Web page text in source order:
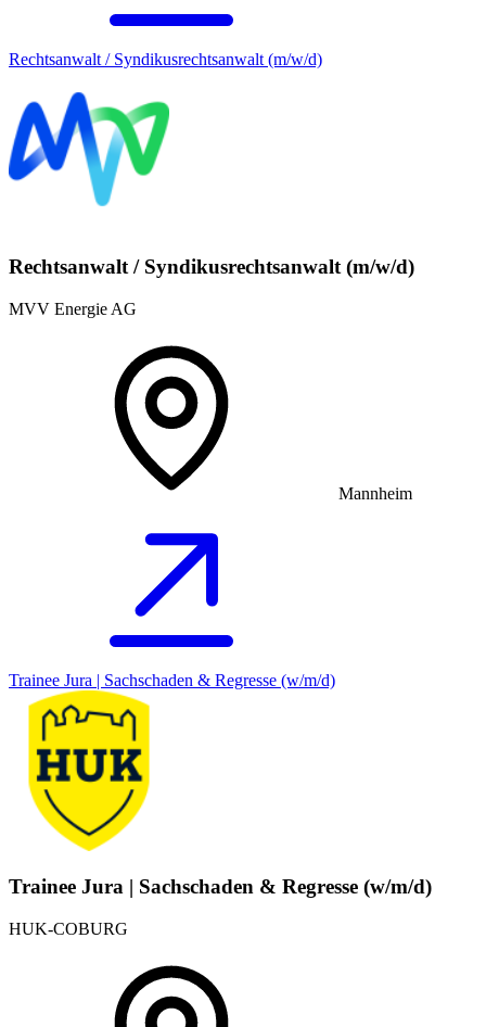
Rechtsanwalt / Syndikusrechtsanwalt (m/w/d)
Rechtsanwalt / Syndikusrechtsanwalt (m/w/d)
MVV Energie AG
Mannheim
Trainee Jura | Sachschaden & Regresse (w/m/d)
Trainee Jura | Sachschaden & Regresse (w/m/d)
HUK-COBURG